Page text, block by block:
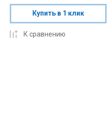
Купить в 1 клик
К сравнению